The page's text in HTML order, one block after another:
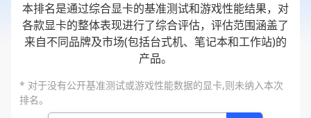
本排名是通过综合显卡的基准测试和游戏性能结果，对
各款显卡的整体表现进行了综合评估，评估范围涵盖了
来自不同品牌及市场(包括台式机、笔记本和工作站)的
产品。
* 对于没有公开基准测试或游戏性能数据的显卡,则未纳入本次
排名。